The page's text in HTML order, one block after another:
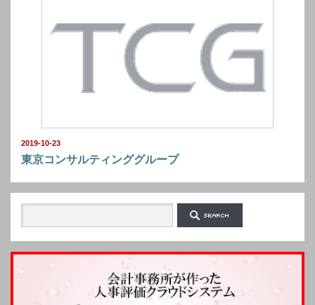
2019-10-23
東京コンサルティンググループ